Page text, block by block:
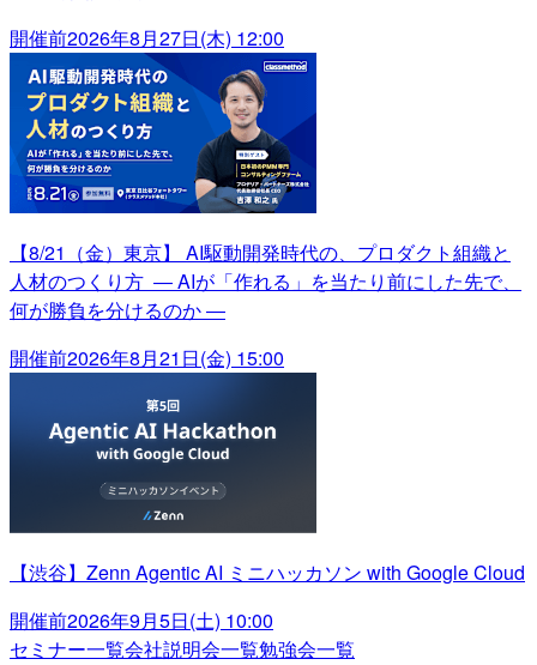
開催前2026年8月27日(木) 12:00
【8/21（金）東京】 AI駆動開発時代の、プロダクト組織と
人材のつくり方 ― AIが「作れる」を当たり前にした先で、
何が勝負を分けるのか ―
開催前2026年8月21日(金) 15:00
【渋谷】Zenn Agentic AI ミニハッカソン with Google Cloud
開催前2026年9月5日(土) 10:00
セミナー一覧会社説明会一覧勉強会一覧